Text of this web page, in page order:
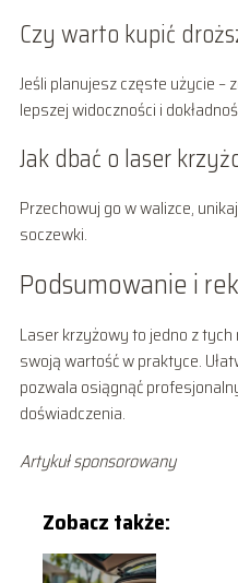
Czy warto kupić
Jeśli planujesz częste użycie –
lepszej widoczności i
Jak dbać o laser
Przechowuj go w walizce,
soczewki.
Podsumowanie i
Laser krzyżowy to jedno z
swoją wartość w praktyce.
pozwala osiągnąć
doświadczenia.
Artykuł sponsorowany
Zobacz także: